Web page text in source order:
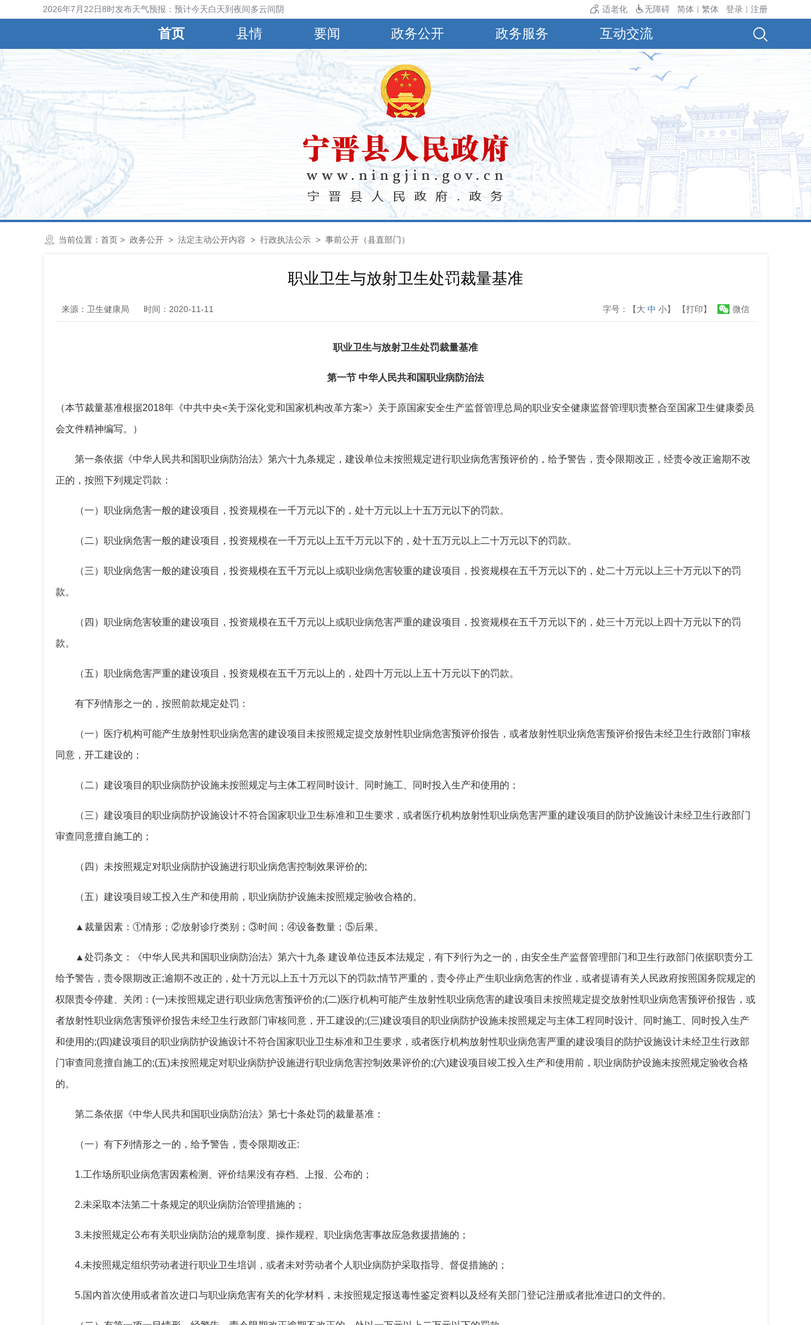
气象台2026年7月22日8时发布天气预报：预计今天白天到夜间多云间阴，有小到中雨，偏南风4～5级，阵风6～8级，最高气温30℃，最低气温24℃。 适老化 无障碍 简体 繁体 登录 注册
首页 县情 要闻 政务公开 政务服务 互动交流
当前位置： 首页 > 政务公开 > 法定主动公开内容 > 行政执法公示 > 事前公开（县直部门）
职业卫生与放射卫生处罚裁量基准
来源：卫生健康局 时间：2020-11-11 微信
字号：【大 中 小】 【打印】
职业卫生与放射卫生处罚裁量基准
第一节 中华人民共和国职业病防治法
（本节裁量基准根据2018年《中共中央<关于深化党和国家机构改革方案>》关于原国家安全生产监督管理总局的职业安全健康监督管理职责整合至国家卫生健康委员
会文件精神编写。）
第一条依据《中华人民共和国职业病防治法》第六十九条规定，建设单位未按照规定进行职业病危害预评价的，给予警告，责令限期改正，经责令改正逾期不改
正的，按照下列规定罚款：
（一）职业病危害一般的建设项目，投资规模在一千万元以下的，处十万元以上十五万元以下的罚款。
（二）职业病危害一般的建设项目，投资规模在一千万元以上五千万元以下的，处十五万元以上二十万元以下的罚款。
（三）职业病危害一般的建设项目，投资规模在五千万元以上或职业病危害较重的建设项目，投资规模在五千万元以下的，处二十万元以上三十万元以下的罚
款。
（四）职业病危害较重的建设项目，投资规模在五千万元以上或职业病危害严重的建设项目，投资规模在五千万元以下的，处三十万元以上四十万元以下的罚
款。
（五）职业病危害严重的建设项目，投资规模在五千万元以上的，处四十万元以上五十万元以下的罚款。
有下列情形之一的，按照前款规定处罚：
（一）医疗机构可能产生放射性职业病危害的建设项目未按照规定提交放射性职业病危害预评价报告，或者放射性职业病危害预评价报告未经卫生行政部门审核
同意，开工建设的；
（二）建设项目的职业病防护设施未按照规定与主体工程同时设计、同时施工、同时投入生产和使用的；
（三）建设项目的职业病防护设施设计不符合国家职业卫生标准和卫生要求，或者医疗机构放射性职业病危害严重的建设项目的防护设施设计未经卫生行政部门
审查同意擅自施工的；
（四）未按照规定对职业病防护设施进行职业病危害控制效果评价的;
（五）建设项目竣工投入生产和使用前，职业病防护设施未按照规定验收合格的。
▲裁量因素：①情形；②放射诊疗类别；③时间；④设备数量；⑤后果。
▲处罚条文：《中华人民共和国职业病防治法》第六十九条 建设单位违反本法规定，有下列行为之一的，由安全生产监督管理部门和卫生行政部门依据职责分工
给予警告，责令限期改正;逾期不改正的，处十万元以上五十万元以下的罚款;情节严重的，责令停止产生职业病危害的作业，或者提请有关人民政府按照国务院规定的
权限责令停建、关闭：(一)未按照规定进行职业病危害预评价的;(二)医疗机构可能产生放射性职业病危害的建设项目未按照规定提交放射性职业病危害预评价报告，或
者放射性职业病危害预评价报告未经卫生行政部门审核同意，开工建设的;(三)建设项目的职业病防护设施未按照规定与主体工程同时设计、同时施工、同时投入生产
和使用的;(四)建设项目的职业病防护设施设计不符合国家职业卫生标准和卫生要求，或者医疗机构放射性职业病危害严重的建设项目的防护设施设计未经卫生行政部
门审查同意擅自施工的;(五)未按照规定对职业病防护设施进行职业病危害控制效果评价的;(六)建设项目竣工投入生产和使用前，职业病防护设施未按照规定验收合格
的。
第二条依据《中华人民共和国职业病防治法》第七十条处罚的裁量基准：
（一）有下列情形之一的，给予警告，责令限期改正:
1.工作场所职业病危害因素检测、评价结果没有存档、上报、公布的；
2.未采取本法第二十条规定的职业病防治管理措施的；
3.未按照规定公布有关职业病防治的规章制度、操作规程、职业病危害事故应急救援措施的；
4.未按照规定组织劳动者进行职业卫生培训，或者未对劳动者个人职业病防护采取指导、督促措施的；
5.国内首次使用或者首次进口与职业病危害有关的化学材料，未按照规定报送毒性鉴定资料以及经有关部门登记注册或者批准进口的文件的。